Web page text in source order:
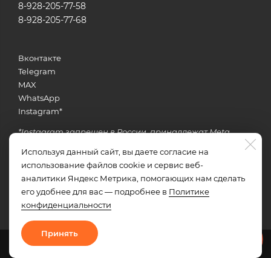
8-928-205-77-58
8-928-205-77-68
Вконтакте
Telegram
MAX
WhatsApp
Instagram*
*Instagram запрещен в России, принадлежат Meta
Задать вопрос об услугах
Используя данный сайт, вы даете согласие на
использование файлов cookie и сервис веб-
аналитики Яндекс Метрика, помогающих нам сделать
его удобнее для вас — подробнее в Политике
конфиденциальности
Принять
Политика конфиденциальности